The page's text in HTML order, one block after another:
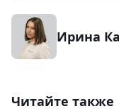
Ирина
Читайте также